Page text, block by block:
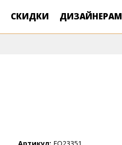
СКИДКИ ДИЗАЙНЕРАМ